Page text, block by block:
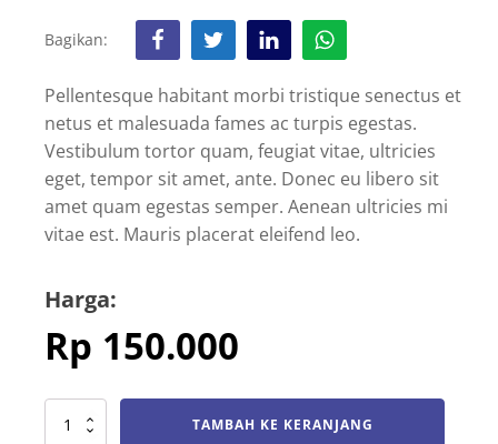
Bagikan:
Pellentesque habitant morbi tristique senectus et
netus et malesuada fames ac turpis egestas.
Vestibulum tortor quam, feugiat vitae, ultricies
eget, tempor sit amet, ante. Donec eu libero sit
amet quam egestas semper. Aenean ultricies mi
vitae est. Mauris placerat eleifend leo.
Harga:
Rp 150.000
Kuantitas
TAMBAH KE KERANJANG